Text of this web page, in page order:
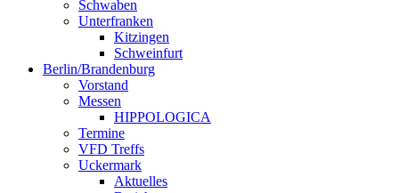
Schwaben
Unterfranken
Kitzingen
Schweinfurt
Berlin/Brandenburg
Vorstand
Messen
HIPPOLOGICA
Termine
VFD Treffs
Uckermark
Aktuelles